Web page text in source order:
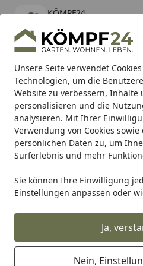
Unsere Seite verwendet
Technologien, um die
Website zu verbessern, Inhalte
personalisieren und die
analysieren. Mit Ihrer
Verwendung von Cookies
persönlichen Daten zu, um
Surferlebnis und mehr
Sie können Ihre Einwilligung
Einstellungen anpassen oder
Ja,
Nein,
KÖMPF24
kostenlos - Im App Store
Alle Produkte
Mein Konto
Suchen
Karibu Pools inkl. gratis
Starterset
Startseite
Burg-Wächter Burg-
Burg Wächter
lichtgrau CS 24